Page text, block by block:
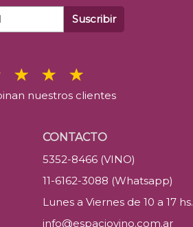
Suscribir
nuestros clientes
CONTACTO
5352-8466 (VINO)
11-6162-3088 (Whatsapp)
Lunes a Viernes de 10 a 17 hs.
info@espaciovino.com.ar